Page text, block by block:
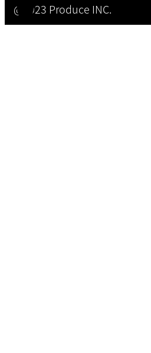
@2023 Produce INC.